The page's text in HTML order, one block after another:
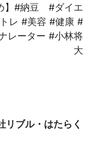
】#納豆 #ダイエ
レ #美容 #健康 #
レーター #小林将
大
リブル・はたらく